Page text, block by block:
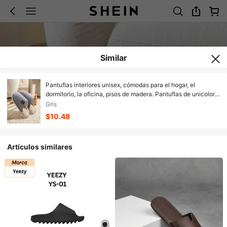
Similar
Pantuflas interiores unisex, cómodas para el hogar, el
dormitorio, la oficina, pisos de madera. Pantuflas de unicolor
simple para la sala de estar y la habitación de invitados
Gris
$10.48
Artículos similares